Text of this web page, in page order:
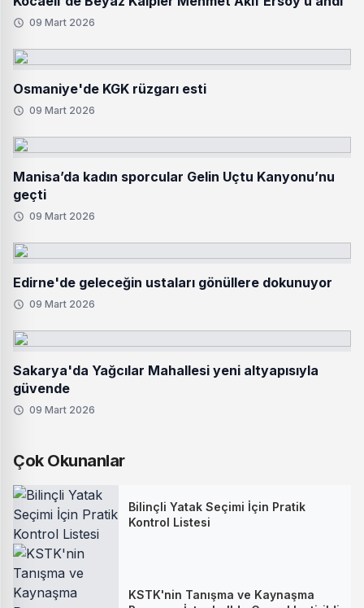
09 Mart 2026
Osmaniye'de KGK rüzgarı esti
09 Mart 2026
Manisa’da kadın sporcular Gelin Uçtu Kanyonu’nu
geçti
09 Mart 2026
Edirne'de geleceğin ustaları gönüllere dokunuyor
09 Mart 2026
Sakarya'da Yağcılar Mahallesi yeni altyapısıyla
güvende
09 Mart 2026
Çok Okunanlar
Bilinçli Yatak Seçimi İçin Pratik
Kontrol Listesi
KSTK'nin Tanışma ve Kaynaşma